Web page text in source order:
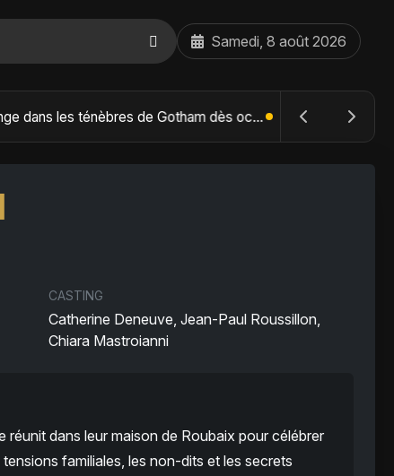
Samedi, 8 août 2026
The Batman : Part II – Robert Pattinson replonge dans les ténèbres de Gotham dès octobre 2027
CASTING
Catherine Deneuve, Jean-Paul Roussillon,
Chiara Mastroianni
réunit dans leur maison de Roubaix pour célébrer
familiales, les non-dits et les secrets